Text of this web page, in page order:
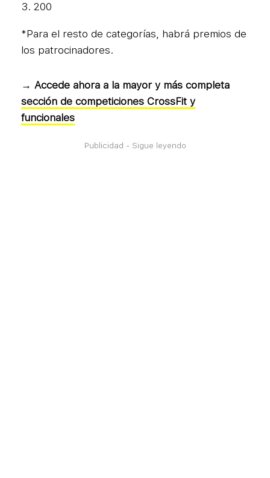
200
*Para el resto de categorías, habrá premios de
los patrocinadores.
→ Accede ahora a la mayor y más completa
sección de competiciones CrossFit y
funcionales
Publicidad - Sigue leyendo